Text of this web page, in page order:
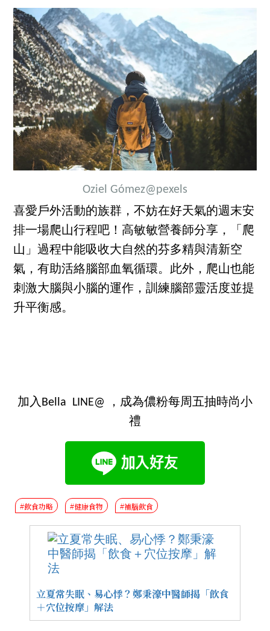
Oziel Gómez@pexels
喜愛戶外活動的族群，不妨在好天氣的週末安
排一場爬山行程吧！高敏敏營養師分享，「爬
山」過程中能吸收大自然的芬多精與清新空
氣，有助活絡腦部血氧循環。此外，爬山也能
刺激大腦與小腦的運作，訓練腦部靈活度並提
升平衡感。
加入Bella LINE@ ，成為儂粉每周五抽時尚小
禮
#飲食功略 #健康食物 #補腦飲食
立夏常失眠、易心悸？鄭秉濠中醫師揭「飲食
＋穴位按摩」解法